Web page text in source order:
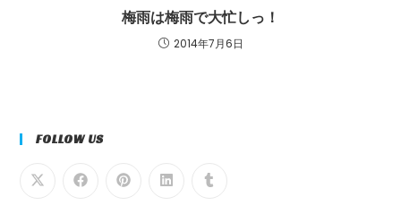
梅雨は梅雨で大忙しっ！
2014年7月6日
FOLLOW US